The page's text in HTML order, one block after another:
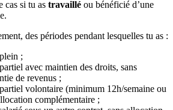
cas si tu as travaillé ou bénéficié d’une
des périodes pendant lesquelles tu as :
;
avec maintien des droits, sans
de revenus ;
volontaire (minimum 12h/semaine ou
complémentaire ;